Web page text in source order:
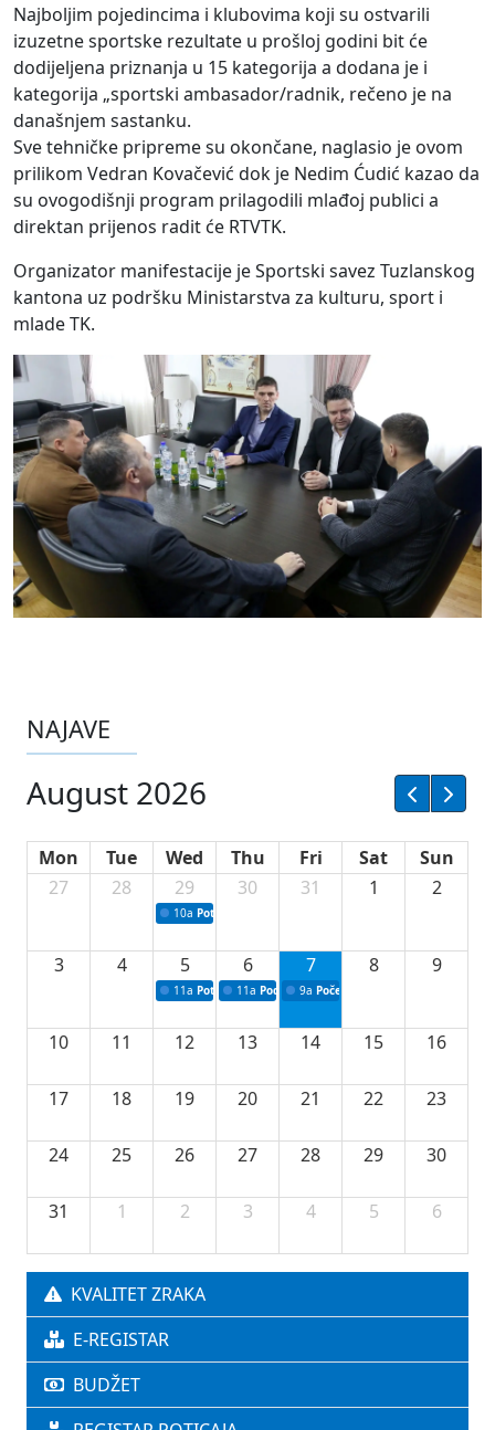
Najboljim pojedincima i klubovima koji su ostvarili
izuzetne sportske rezultate u prošloj godini bit će
dodijeljena priznanja u 15 kategorija a dodana je i
kategorija „sportski ambasador/radnik, rečeno je na
današnjem sastanku.
Sve tehničke pripreme su okončane, naglasio je ovom
prilikom Vedran Kovačević dok je Nedim Ćudić kazao da
su ovogodišnji program prilagodili mlađoj publici a
direktan prijenos radit će RTVTK.
Organizator manifestacije je Sportski savez Tuzlanskog
kantona uz podršku Ministarstva za kulturu, sport i
mlade TK.
NAJAVE
August 2026
Mon Tue Wed Thu Fri Sat
Sun
27
28 29
10a Potpisivanje ugovora sa neprofitnim
30 31 1 2
3 4 5
11a Potpisivanje ugovora o stipendijama za
6
11a Podrška razvoju vodne infrastrukture u
7
9a Početak izgradnje nove
8 9
10 11 12 13 14 15 16
17 18 19 20 21 22 23
24 25 26 27 28 29 30
31 1 2 3 4 5 6
KVALITET ZRAKA
E-REGISTAR
BUDŽET